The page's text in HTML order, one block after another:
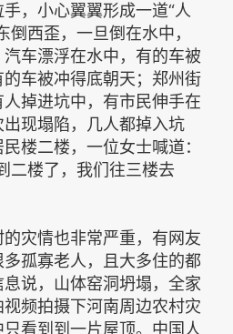
，小心翼翼形成一道“人
倒西歪，一旦倒在水中，
车漂浮在水中，有的车被
车被冲得底朝天；郑州街
掉进坑中，有市民伸手在
现塌陷，几人都掉入坑
楼二楼，一位女士喊道：
二楼了，我们往三楼去
灾情也非常严重，有网友
孤寡老人，且大多住的都
说，山体窑洞坍塌，全家
频拍摄下河南周边农村灾
看到到一片屋顶。中国人